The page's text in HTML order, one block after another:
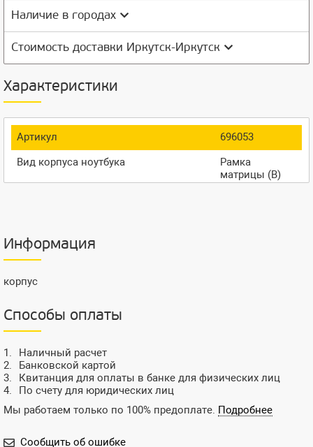
Наличие в городах
Стоимость доставки Иркутск-Иркутск
Характеристики
Артикул
696053
Вид корпуса ноутбука
Рамка
матрицы (B)
Информация
корпус
Способы оплаты
Наличный расчет
Банковской картой
Квитанция для оплаты в банке для физических лиц
По счету для юридических лиц
Мы работаем только по 100% предоплате. Подробнее
Сообщить об ошибке